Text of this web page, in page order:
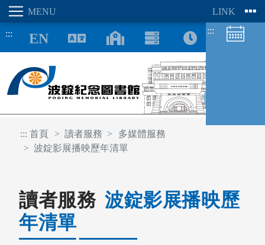
::: :::
::: 首頁 讀者服務
多媒體服務
波錠影展播映歷年清單
讀者服務 波錠影展播映歷
年清單